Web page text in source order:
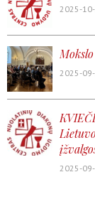
2025-
2025-
2025-